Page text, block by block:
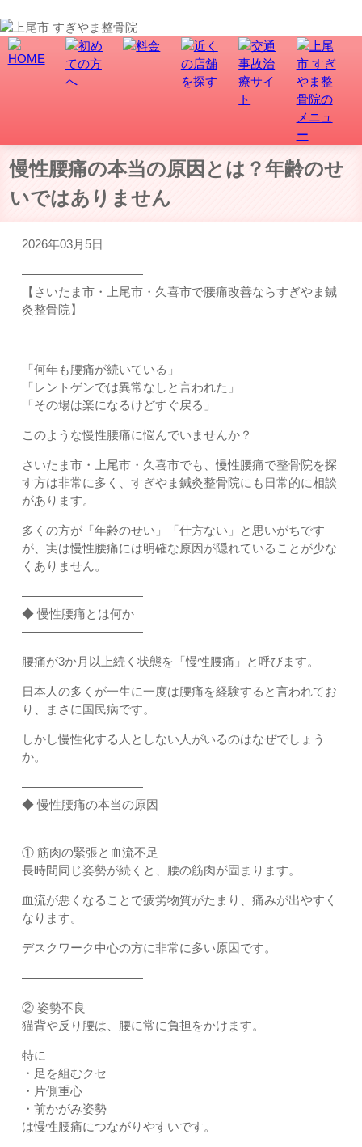
慢性腰痛の本当の原因とは？年齢のせ
いではありません
2026年03月5日
――――――――――
【さいたま市・上尾市・久喜市で腰痛改善ならすぎやま鍼
灸整骨院】
――――――――――
「何年も腰痛が続いている」
「レントゲンでは異常なしと言われた」
「その場は楽になるけどすぐ戻る」
このような慢性腰痛に悩んでいませんか？
さいたま市・上尾市・久喜市でも、慢性腰痛で整骨院を探
す方は非常に多く、すぎやま鍼灸整骨院にも日常的に相談
があります。
多くの方が「年齢のせい」「仕方ない」と思いがちです
が、実は慢性腰痛には明確な原因が隠れていることが少な
くありません。
――――――――――
◆ 慢性腰痛とは何か
――――――――――
腰痛が3か月以上続く状態を「慢性腰痛」と呼びます。
日本人の多くが一生に一度は腰痛を経験すると言われてお
り、まさに国民病です。
しかし慢性化する人としない人がいるのはなぜでしょう
か。
――――――――――
◆ 慢性腰痛の本当の原因
――――――――――
① 筋肉の緊張と血流不足
長時間同じ姿勢が続くと、腰の筋肉が固まります。
血流が悪くなることで疲労物質がたまり、痛みが出やすく
なります。
デスクワーク中心の方に非常に多い原因です。
――――――――――
② 姿勢不良
猫背や反り腰は、腰に常に負担をかけます。
特に
・足を組むクセ
・片側重心
・前かがみ姿勢
は慢性腰痛につながりやすいです。